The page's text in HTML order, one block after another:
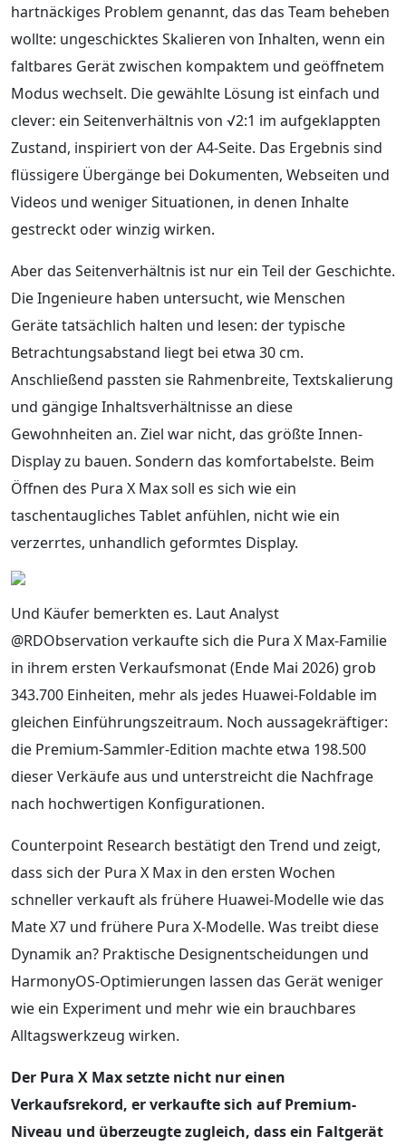
hartnäckiges Problem genannt, das das Team beheben
wollte: ungeschicktes Skalieren von Inhalten, wenn ein
faltbares Gerät zwischen kompaktem und geöffnetem
Modus wechselt. Die gewählte Lösung ist einfach und
clever: ein Seitenverhältnis von √2:1 im aufgeklappten
Zustand, inspiriert von der A4-Seite. Das Ergebnis sind
flüssigere Übergänge bei Dokumenten, Webseiten und
Videos und weniger Situationen, in denen Inhalte
gestreckt oder winzig wirken.
Aber das Seitenverhältnis ist nur ein Teil der Geschichte.
Die Ingenieure haben untersucht, wie Menschen
Geräte tatsächlich halten und lesen: der typische
Betrachtungsabstand liegt bei etwa 30 cm.
Anschließend passten sie Rahmenbreite, Textskalierung
und gängige Inhaltsverhältnisse an diese
Gewohnheiten an. Ziel war nicht, das größte Innen-
Display zu bauen. Sondern das komfortabelste. Beim
Öffnen des Pura X Max soll es sich wie ein
taschentaugliches Tablet anfühlen, nicht wie ein
verzerrtes, unhandlich geformtes Display.
Und Käufer bemerkten es. Laut Analyst
@RDObservation verkaufte sich die Pura X Max-Familie
in ihrem ersten Verkaufsmonat (Ende Mai 2026) grob
343.700 Einheiten, mehr als jedes Huawei-Foldable im
gleichen Einführungszeitraum. Noch aussagekräftiger:
die Premium-Sammler-Edition machte etwa 198.500
dieser Verkäufe aus und unterstreicht die Nachfrage
nach hochwertigen Konfigurationen.
Counterpoint Research bestätigt den Trend und zeigt,
dass sich der Pura X Max in den ersten Wochen
schneller verkauft als frühere Huawei-Modelle wie das
Mate X7 und frühere Pura X-Modelle. Was treibt diese
Dynamik an? Praktische Designentscheidungen und
HarmonyOS-Optimierungen lassen das Gerät weniger
wie ein Experiment und mehr wie ein brauchbares
Alltagswerkzeug wirken.
Der Pura X Max setzte nicht nur einen
Verkaufsrekord, er verkaufte sich auf Premium-
Niveau und überzeugte zugleich, dass ein Faltgerät